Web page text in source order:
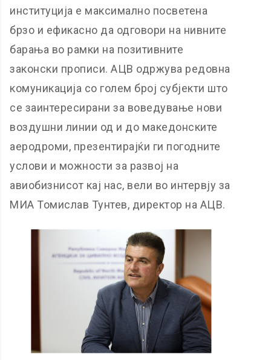
институција е максимално посветена
брзо и ефикасно да одговори на нивните
барања во рамки на позитивните
законски прописи. АЦВ одржува редовна
комуникација со голем број субјекти што
се заинтересирани за воведување нови
воздушни линии од и до македонските
аеродроми, презентирајќи ги погодните
услови и можности за развој на
авиобизнисот кај нас, вели во интервју за
МИА Томислав Тунтев, директор на АЦВ.